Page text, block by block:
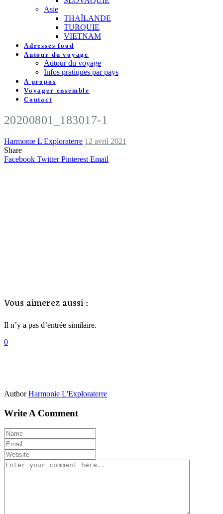
Asie
THAÏLANDE
TURQUIE
VIETNAM
Adresses food
Autour du voyage
Autour du voyage
Infos pratiques par pays
A propos
Voyager ensemble
Contact
20200801_183017-1
Harmonie L'Exploraterre 12 avril 2021
Share
Facebook Twitter Pinterest Email
Vous aimerez aussi :
Il n’y a pas d’entrée similaire.
0
Author Harmonie L'Exploraterre
Write A Comment